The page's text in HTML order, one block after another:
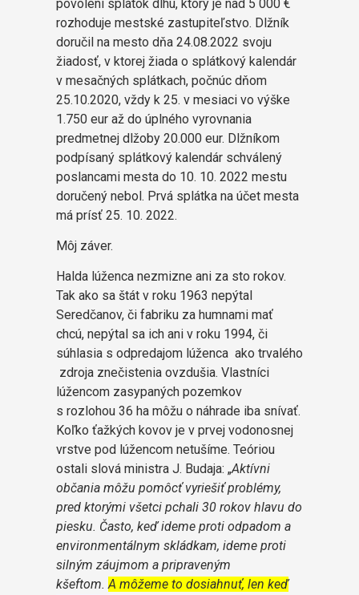
povolení splátok dlhu, ktorý je nad 5 000 €
rozhoduje mestské zastupiteľstvo. Dlžník
doručil na mesto dňa 24.08.2022 svoju
žiadosť, v ktorej žiada o splátkový kalendár
v mesačných splátkach, počnúc dňom
25.10.2020, vždy k 25. v mesiaci vo výške
1.750 eur až do úplného vyrovnania
predmetnej dlžoby 20.000 eur. Dlžníkom
podpísaný splátkový kalendár schválený
poslancami mesta do 10. 10. 2022 mestu
doručený nebol. Prvá splátka na účet mesta
má prísť 25. 10. 2022.
Môj záver.
Halda lúženca nezmizne ani za sto rokov.
Tak ako sa štát v roku 1963 nepýtal
Seredčanov, či fabriku za humnami mať
chcú, nepýtal sa ich ani v roku 1994, či
súhlasia s odpredajom lúženca ako trvalého
zdroja znečistenia ovzdušia. Vlastníci
lúžencom zasypaných pozemkov
s rozlohou 36 ha môžu o náhrade iba snívať.
Koľko ťažkých kovov je v prvej vodonosnej
vrstve pod lúžencom netušíme. Teóriou
ostali slová ministra J. Budaja: „Aktívni
občania môžu pomôcť vyriešiť problémy,
pred ktorými všetci pchali 30 rokov hlavu do
piesku. Často, keď ideme proti odpadom a
environmentálnym skládkam, ideme proti
silným záujmom a pripraveným
kšeftom.A môžeme to dosiahnuť, len keď